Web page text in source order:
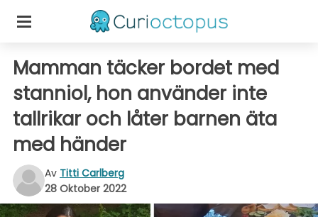
Mamman täcker bordet med
stanniol, hon använder inte
tallrikar och låter barnen äta
med händer
Av Titti Carlberg
28 Oktober 2022